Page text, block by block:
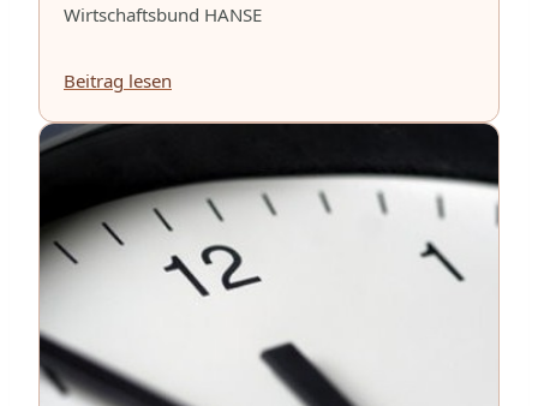
Wirtschaftsbund HANSE
Beitrag lesen